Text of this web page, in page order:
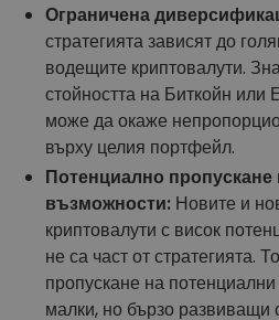
Ограничена
стратегията зависят до
водещите криптовалути.
стойността на Биткойн или
може да окаже
върху целия портфейл.
Потенциално
възможности: Новите и
криптовалути с висок
не са част от стратегията.
пропускане на
малки, но бързо развиващи